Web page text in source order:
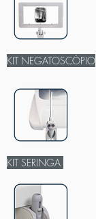
KIT NEGATOSCÓPIO
KIT SERINGA